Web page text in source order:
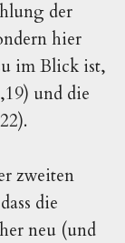
der
hier
im Blick ist,
und die
zweiten
die
neu (und